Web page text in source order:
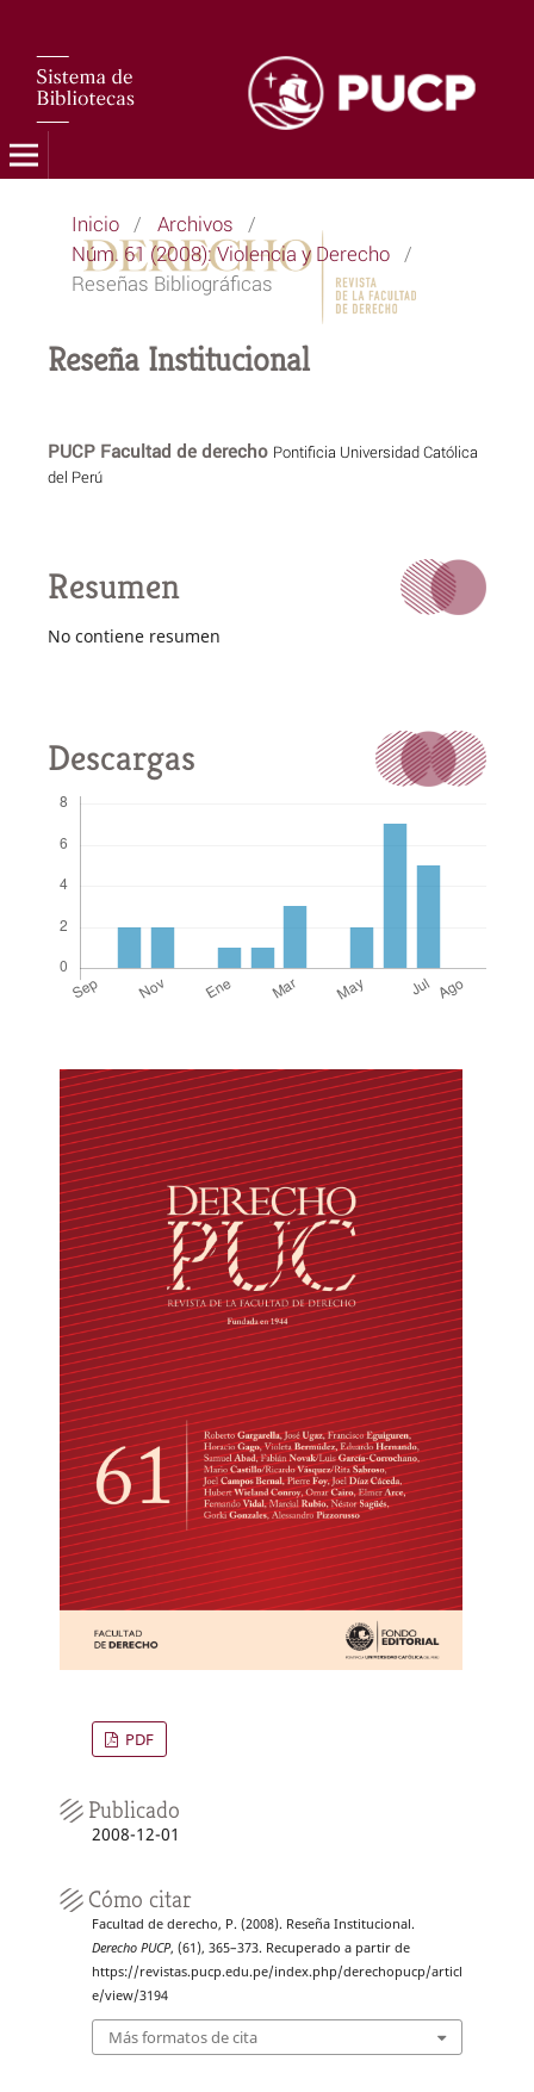
Inicio / Archivos /
Núm. 61 (2008): Violencia y Derecho /
Reseñas Bibliográficas
Reseña Institucional
PUCP Facultad de derecho Pontificia Universidad Católica
del Perú
Resumen
No contiene resumen
Descargas
PDF
Publicado
2008-12-01
Cómo citar
Facultad de derecho, P. (2008). Reseña Institucional.
Derecho PUCP, (61), 365–373. Recuperado a partir de
https://revistas.pucp.edu.pe/index.php/derechopucp/articl
e/view/3194
Más formatos de cita